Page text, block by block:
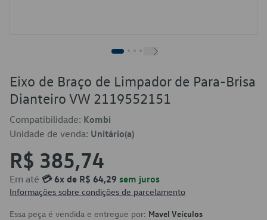
Eixo de Braço de Limpador de Para-Brisa
Dianteiro VW 2119552151
Compatibilidade: Kombi
Unidade de venda: Unitário(a)
R$ 385,74
Em até 💳 6x de R$ 64,29 sem juros
Informações sobre condições de parcelamento
Essa peça é vendida e entregue por: Mavel Veículos